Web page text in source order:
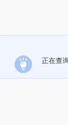
正在查